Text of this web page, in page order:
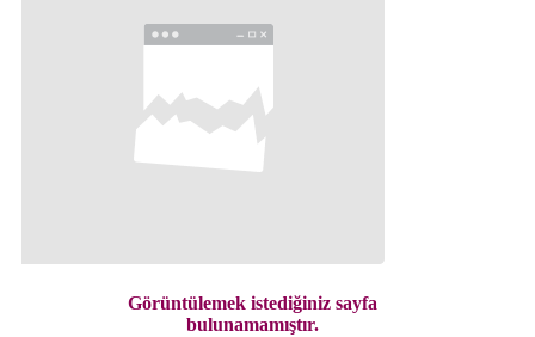
Görüntülemek istediğiniz sayfa
bulunamamıştır.